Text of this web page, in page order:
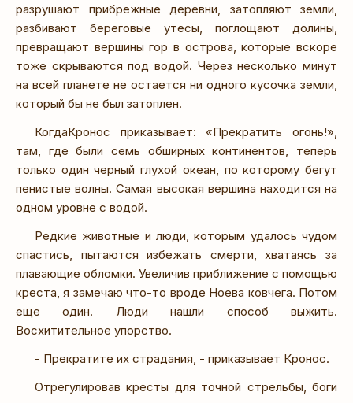
разрушают прибрежные деревни, затопляют земли,
разбивают береговые утесы, поглощают долины,
превращают вершины гор в острова, которые вскоре
тоже скрываются под водой. Через несколько минут
на всей планете не остается ни одного кусочка земли,
который бы не был затоплен.
КогдаКронос приказывает: «Прекратить огонь!»,
там, где были семь обширных континентов, теперь
только один черный глухой океан, по которому бегут
пенистые волны. Самая высокая вершина находится на
одном уровне с водой.
Редкие животные и люди, которым удалось чудом
спастись, пытаются избежать смерти, хватаясь за
плавающие обломки. Увеличив приближение с помощью
креста, я замечаю что-то вроде Ноева ковчега. Потом
еще один. Люди нашли способ выжить.
Восхитительное упорство.
- Прекратите их страдания, - приказывает Кронос.
Отрегулировав кресты для точной стрельбы, боги